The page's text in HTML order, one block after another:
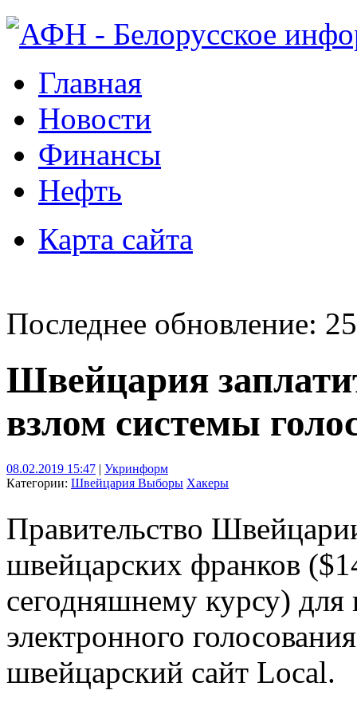
Главная
Новости
Финансы
Нефть
Карта сайта
Последнее обновление:
Швейцария
взлом системы
08.02.2019 15:47 | Укринформ
Категории: Швейцария Выборы Хакеры
Правительство
швейцарских франков
сегодняшнему курсу) для
электронного
швейцарский сайт Local.